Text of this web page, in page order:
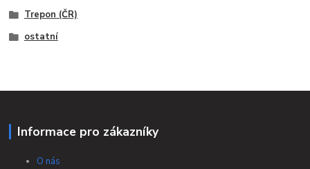
Trepon (ČR)
ostatní
Informace pro zákazníky
O nás